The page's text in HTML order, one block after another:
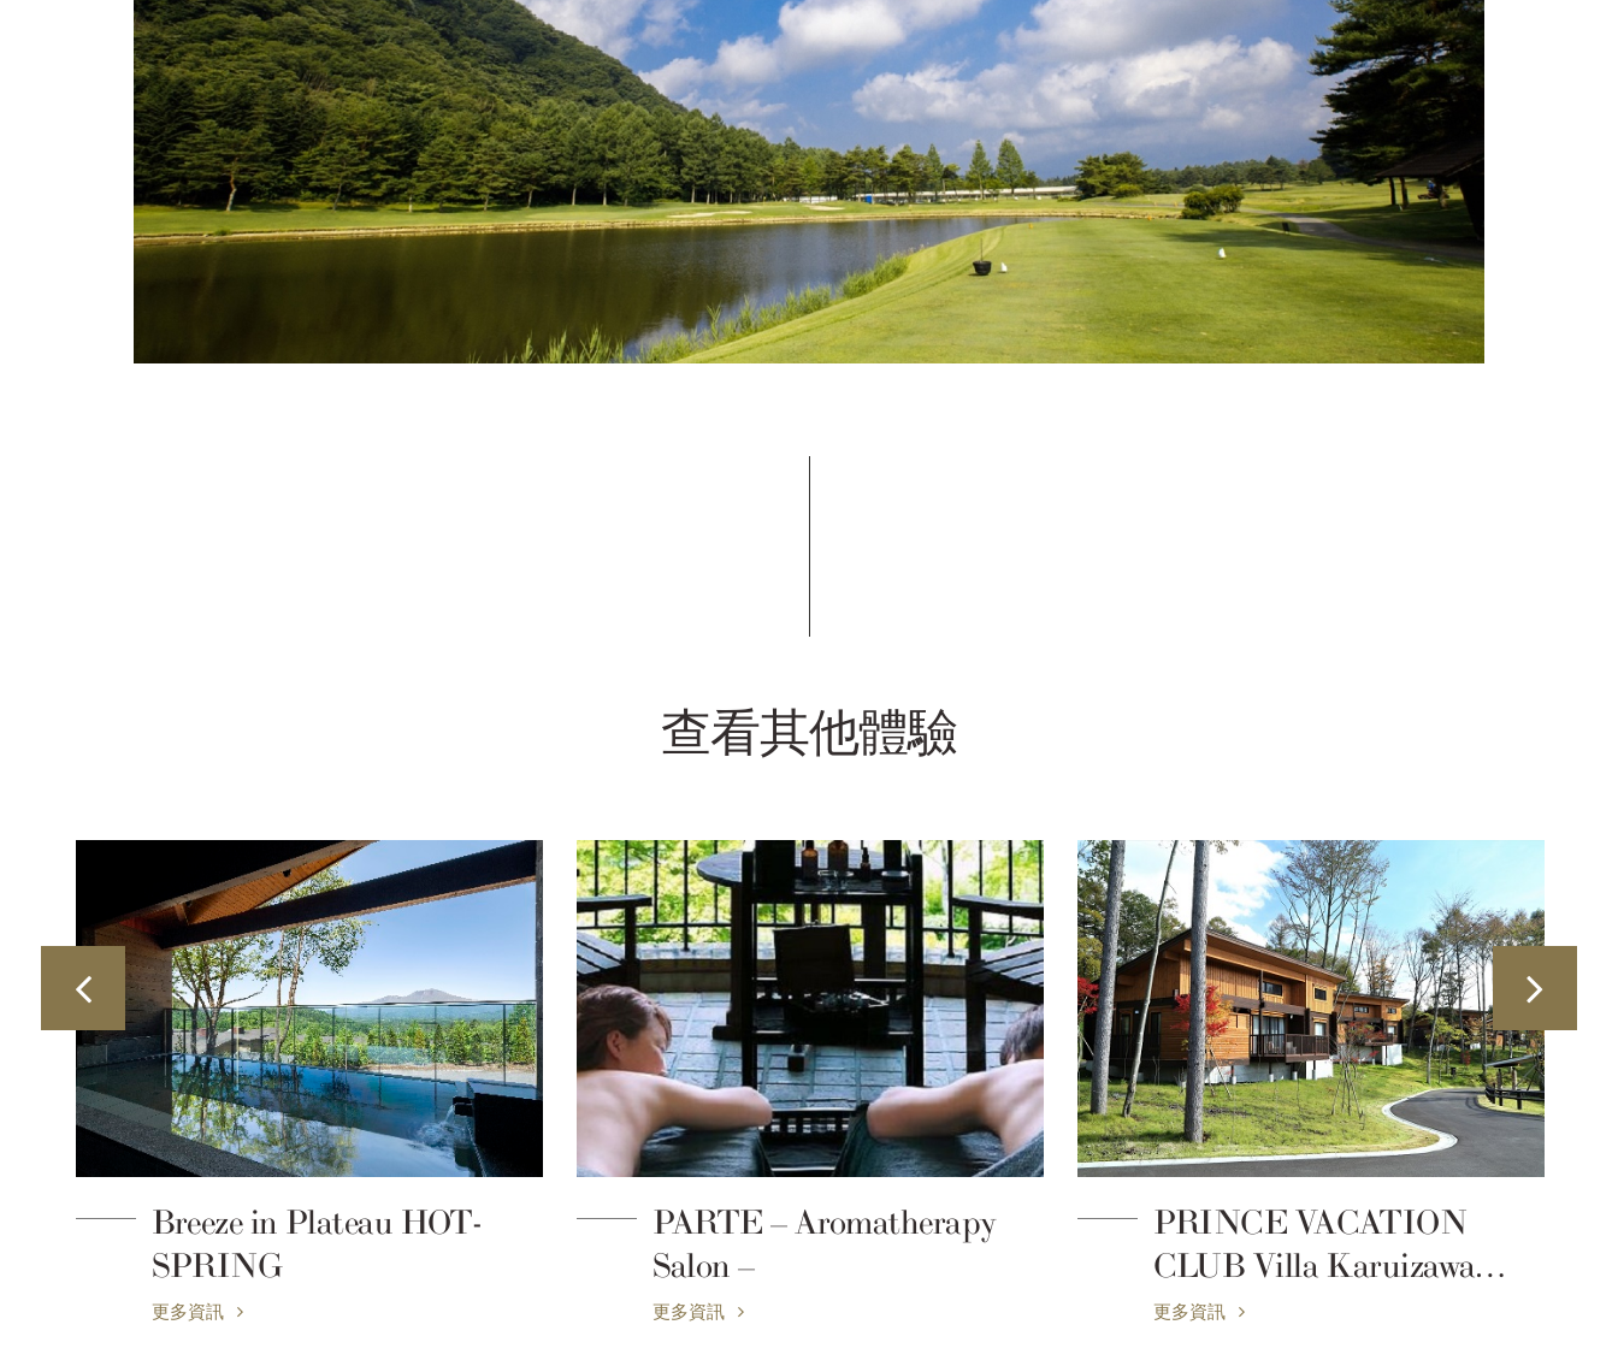
查看其他體驗
Breeze in Plateau HOT-
SPRING
更多資訊
PARTE – Aromatherapy
Salon –
更多資訊
PRINCE VACATION
CLUB Villa Karuizawa
Asama
更多資訊